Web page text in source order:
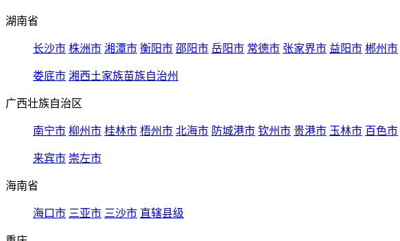
湖南省
长沙市 株洲市 湘潭市 衡阳市 邵阳市 岳阳市 常德市 张家界市 益阳市 郴州市
娄底市 湘西土家族苗族自治州
广西壮族自治区
南宁市 柳州市 桂林市 梧州市 北海市 防城港市 钦州市 贵港市 玉林市 百色市
来宾市 崇左市
海南省
海口市 三亚市 三沙市 直辖县级